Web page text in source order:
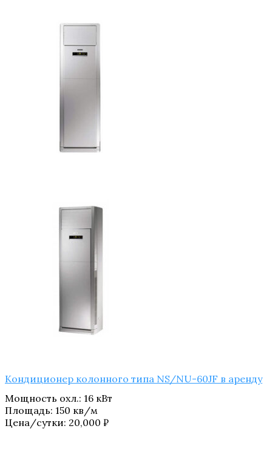
Кондиционер колонного типа NS/NU-60JF в аренду
Мощность охл.: 16 кВт
Площадь: 150 кв/м
Цена/сутки: 20,000 ₽